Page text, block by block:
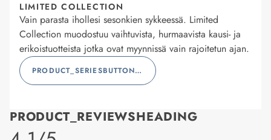
LIMITED COLLECTION
Vain parasta ihollesi sesonkien sykkeessä. Limited
Collection muodostuu vaihtuvista, hurmaavista kausi- ja
erikoistuotteista jotka ovat myynnissä vain rajoitetun ajan.
PRODUCT_SERIESBUTTONLABEL
PRODUCT_REVIEWSHEADING